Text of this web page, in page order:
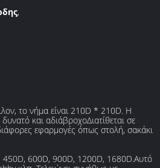
,
το νήμα είναι 210D * 210D. Η
και αδιάβροχοΔιατίθεται σε
εφαρμογές όπως στολή, σακάκι
600D, 900D, 1200D, 1680D.Αυτό